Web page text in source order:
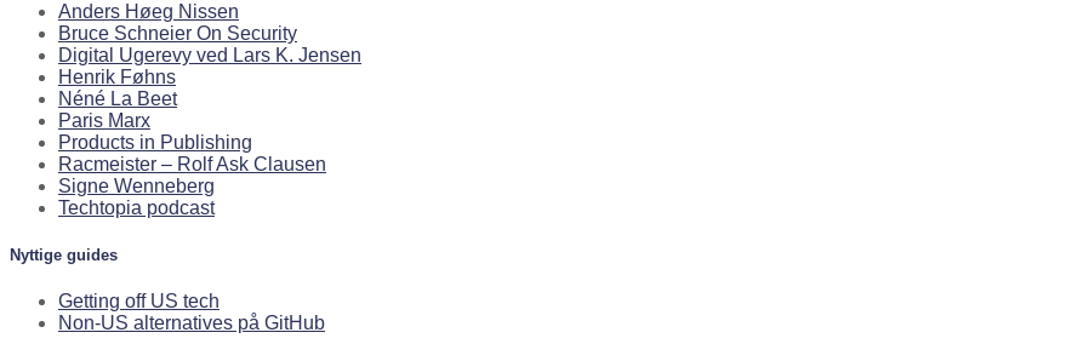
Anders Høeg Nissen
Bruce Schneier On Security
Digital Ugerevy ved Lars K. Jensen
Henrik Føhns
Néné La Beet
Paris Marx
Products in Publishing
Racmeister – Rolf Ask Clausen
Signe Wenneberg
Techtopia podcast
Nyttige guides
Getting off US tech
Non-US alternatives på GitHub